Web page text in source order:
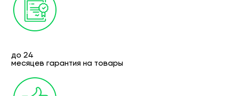
до 24
месяцев гарантия на товары